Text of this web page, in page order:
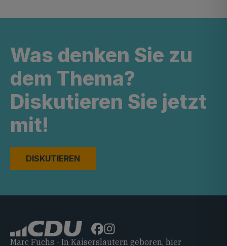
Was denken Sie zu
dem Thema?
Diskutieren Sie jetzt
mit!
DISKUTIEREN
Marc Fuchs - In Kaiserslautern geboren, hier